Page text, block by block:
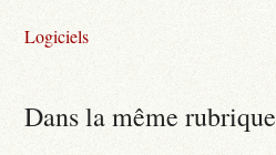
Logiciels
Dans la même rubrique